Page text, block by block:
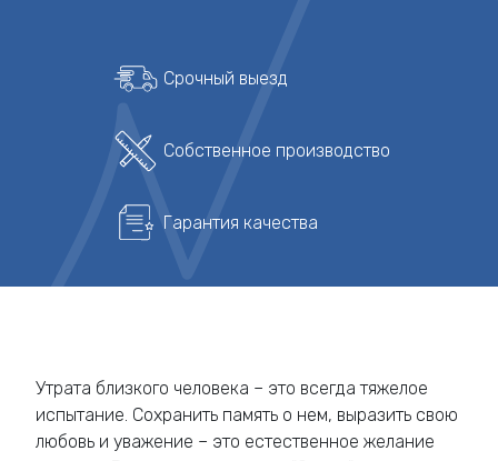
Срочный выезд
Собственное производство
Гарантия качества
Утрата близкого человека – это всегда тяжелое
испытание. Сохранить память о нем, выразить свою
любовь и уважение – это естественное желание